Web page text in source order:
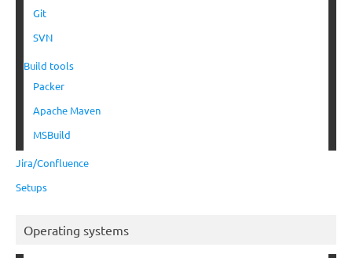
Git
SVN
Build tools
Packer
Apache Maven
MSBuild
Jira/Confluence
Setups
Operating systems